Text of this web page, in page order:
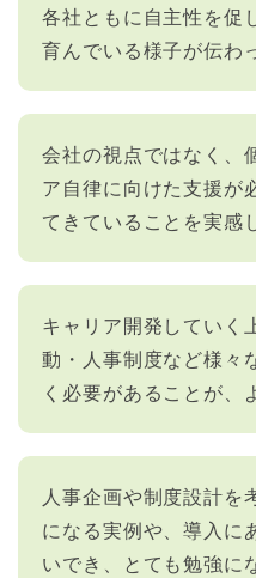
各社ともに自主性を促
育んでいる様子が伝わ
会社の視点ではなく、
ア自律に向けた支援が
てきていることを実感
キャリア開発していく
動・人事制度など様々
く必要があることが、
人事企画や制度設計を
になる実例や、導入に
いでき、とても勉強に